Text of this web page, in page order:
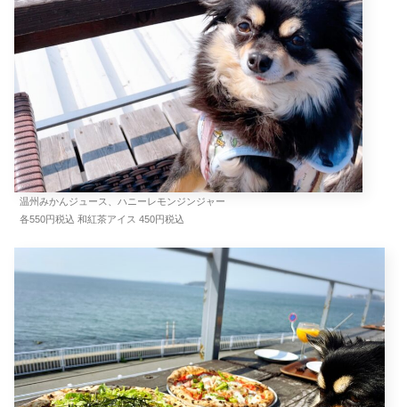
温州みかんジュース、ハニーレモンジンジャー
各550円税込 和紅茶アイス 450円税込